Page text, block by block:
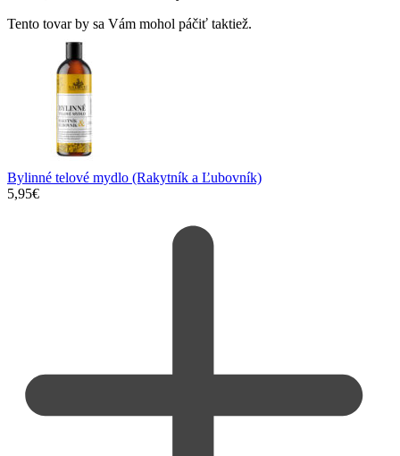
Tento tovar by sa Vám mohol páčiť taktiež.
Bylinné telové mydlo (Rakytník a Ľubovník)
5,95€